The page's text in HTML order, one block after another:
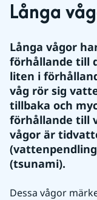
Långa
Långa vågor
förhållande till
liten i
våg rör sig
tillbaka och
förhållande till
vågor är
(tsunami).
Dessa vågor